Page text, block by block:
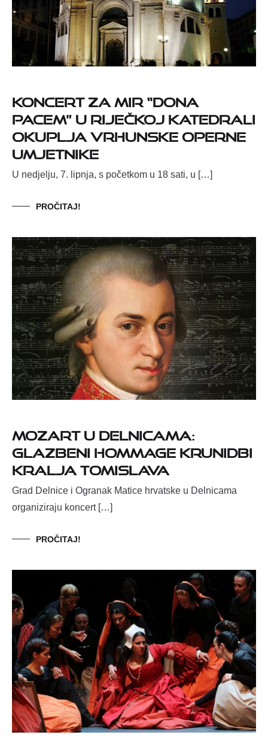
Koncert za mir “Dona
pacem” u riječkoj katedrali
okuplja vrhunske operne
umjetnike
U nedjelju, 7. lipnja, s početkom u 18 sati, u […]
PROČITAJ!
Mozart u Delnicama:
Glazbeni hommage krunidbi
kralja Tomislava
Grad Delnice i Ogranak Matice hrvatske u Delnicama
organiziraju koncert […]
PROČITAJ!